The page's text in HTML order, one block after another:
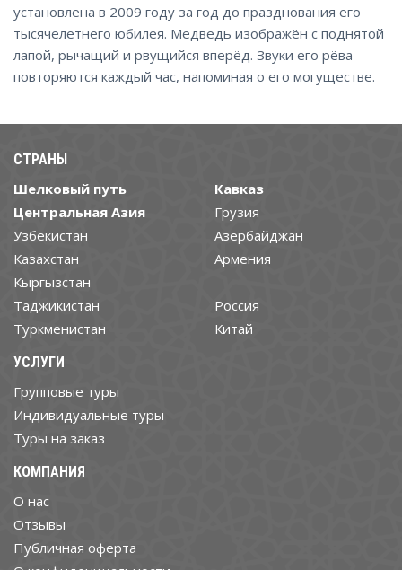
установлена в 2009 году за год до празднования его
тысячелетнего юбилея. Медведь изображён с поднятой
лапой, рычащий и рвущийся вперёд. Звуки его рёва
повторяются каждый час, напоминая о его могуществе.
СТРАНЫ
Шелковый путь
Центральная Азия
Узбекистан
Казахстан
Кыргызстан
Таджикистан
Туркменистан
Кавказ
Грузия
Азербайджан
Армения
Россия
Китай
УСЛУГИ
Групповые туры
Индивидуальные туры
Туры на заказ
КОМПАНИЯ
О нас
Отзывы
Публичная оферта